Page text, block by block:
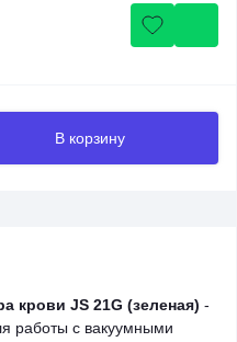
В корзину
крови JS 21G (зеленая) -
работы с вакуумными